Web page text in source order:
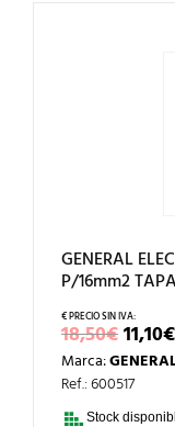
GENERAL
P/16mm2
18,50€EL
ERA:
18,50€.
11,10€
Marca:
Ref.: 600517
Stock